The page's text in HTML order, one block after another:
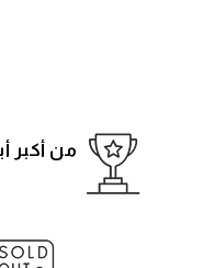
من أكبر